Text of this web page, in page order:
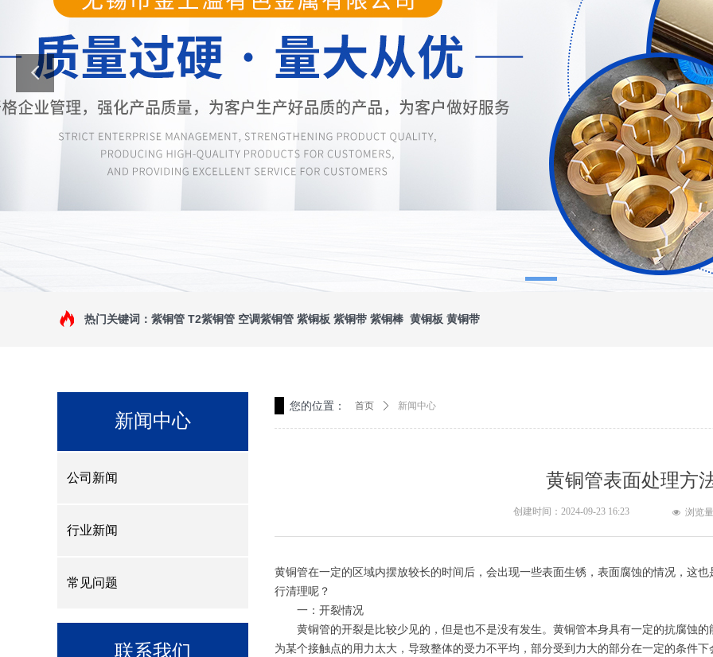
热门关键词：紫铜管 T2紫铜管 空调紫铜管 紫铜板 紫铜带 紫铜棒 黄铜板 黄铜带
新闻中心
联系我们
公司新闻
行业新闻
常见问题
您的位置： 首页 ꄲ 新闻中心
黄铜管表面处理方
创建时间： 2024-09-23 16:23 넶 浏览
黄铜管在一定的区域内摆放较长的时间后，会出现一些表面生锈，表面腐蚀的情况，这
行清理呢？
一：开裂情况
黄铜管的开裂是比较少见的，但是也不是没有发生。黄铜管本身具有一定的抗腐蚀的
为某个接触点的用力太大，导致整体的受力不平均，部分受到力大的部分在一定的条件